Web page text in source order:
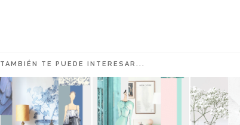
TAMBIÉN TE PUEDE INTERESAR...